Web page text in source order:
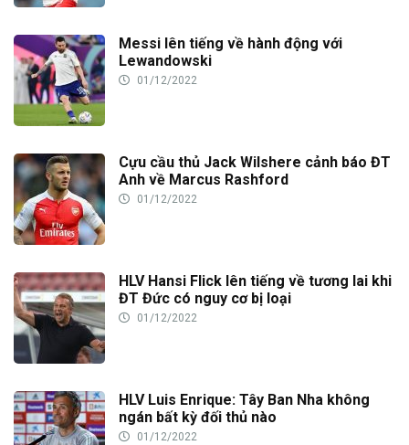
Messi lên tiếng về hành động với
Lewandowski
01/12/2022
Cựu cầu thủ Jack Wilshere cảnh báo ĐT
Anh về Marcus Rashford
01/12/2022
HLV Hansi Flick lên tiếng về tương lai khi
ĐT Đức có nguy cơ bị loại
01/12/2022
HLV Luis Enrique: Tây Ban Nha không
ngán bất kỳ đối thủ nào
01/12/2022